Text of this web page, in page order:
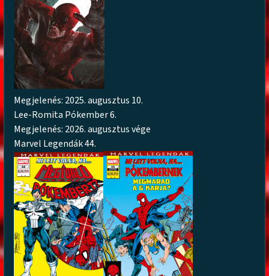
Megjelenés: 2025. augusztus 10.
Lee-Romita Pókember 6.
Megjelenés: 2026. augusztus vége
Marvel Legendák 44.